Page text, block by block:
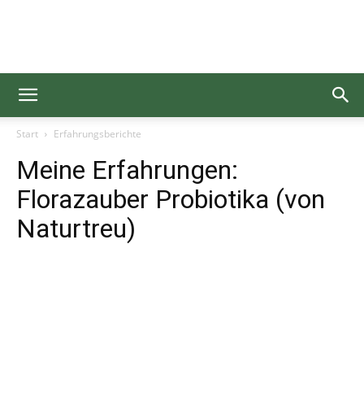
Gesundgelesen
Start Erfahrungsberichte
Meine Erfahrungen:
Florazauber Probiotika (von
Naturtreu)